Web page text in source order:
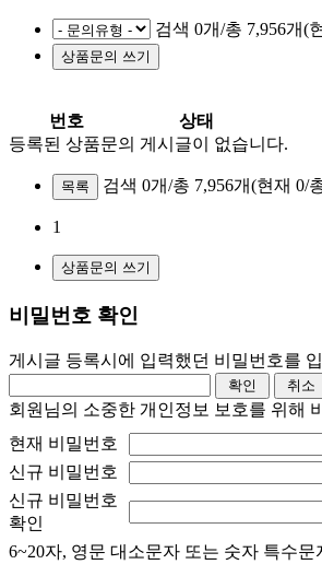
검색 0개/총 7,956개(
번호
상태
등록된 상품문의 게시글이 없습니다.
목록 검색 0개/총 7,956개(현재 0/
1
비밀번호 확인
게시글 등록시에 입력했던 비밀번호를
회원님의 소중한 개인정보 보호를 위해
현재 비밀번호
신규 비밀번호
신규 비밀번호
확인
6~20자, 영문 대소문자 또는 숫자 특수